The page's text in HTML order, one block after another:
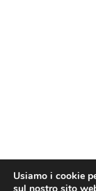
Usiamo i cookie